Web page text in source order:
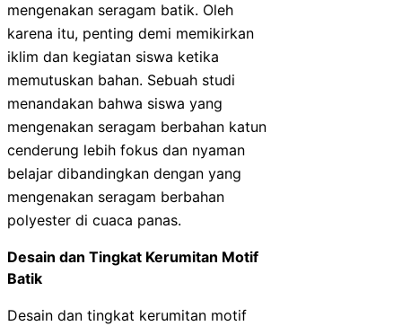
mengenakan seragam batik. Oleh
karena itu, penting demi memikirkan
iklim dan kegiatan siswa ketika
memutuskan bahan. Sebuah studi
menandakan bahwa siswa yang
mengenakan seragam berbahan katun
cenderung lebih fokus dan nyaman
belajar dibandingkan dengan yang
mengenakan seragam berbahan
polyester di cuaca panas.
Desain dan Tingkat Kerumitan Motif
Batik
Desain dan tingkat kerumitan motif